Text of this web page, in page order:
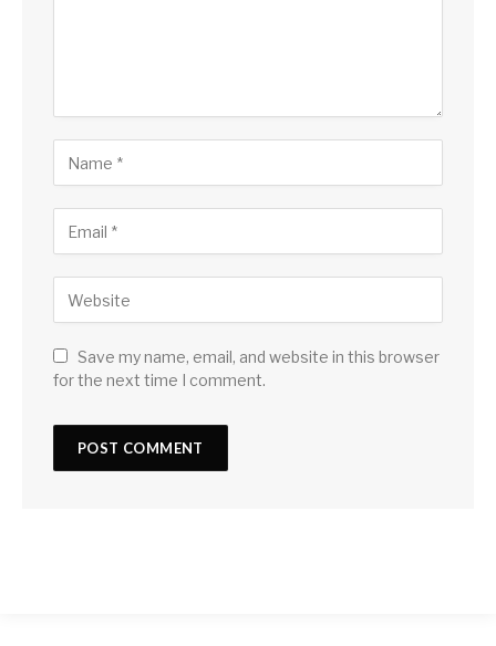
Save my name, email, and website in this browser
for the next time I comment.